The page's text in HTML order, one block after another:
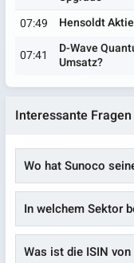
07:49
Hensoldt
07:41
D-Wave
Umsatz?
Interessante
Wo hat Sunoco
In welchem Sektor
Was ist die ISIN